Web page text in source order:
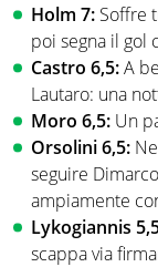
Holm 7: Soffre
poi segna il gol
Castro 6,5:A
Lautaro: una
Moro 6,5: Un
Orsolini 6,5:
seguire
ampiamente
Lykogiannis
scappa via